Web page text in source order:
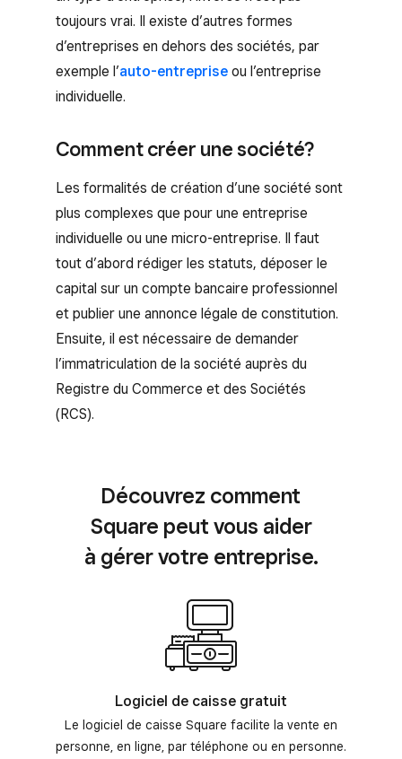
toujours vrai. Il existe d’autres formes
d’entreprises en dehors des sociétés, par
exemple l’auto-entreprise ou l’entreprise
individuelle.
Comment créer une société?
Les formalités de création d’une société sont
plus complexes que pour une entreprise
individuelle ou une micro-entreprise. Il faut
tout d’abord rédiger les statuts, déposer le
capital sur un compte bancaire professionnel
et publier une annonce légale de constitution.
Ensuite, il est nécessaire de demander
l’immatriculation de la société auprès du
Registre du Commerce et des Sociétés
(RCS).
Découvrez comment
Square peut vous aider
à gérer votre entreprise.
Logiciel de caisse gratuit
Le logiciel de caisse Square facilite la vente en
personne, en ligne, par téléphone ou en personne.